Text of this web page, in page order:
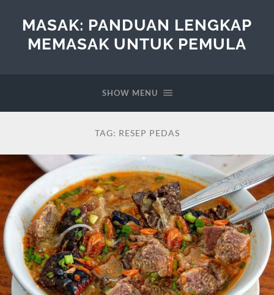
MASAK: PANDUAN LENGKAP
MEMASAK UNTUK PEMULA
SHOW MENU
TAG: RESEP PEDAS